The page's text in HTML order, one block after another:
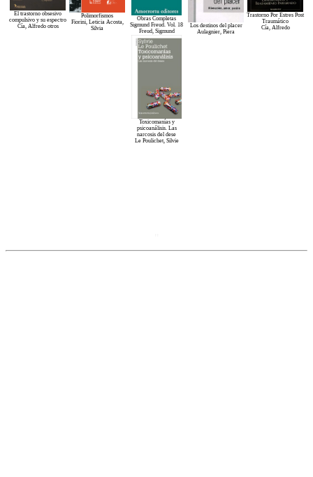
El trastorno obsesivo
compulsivo y su espectro
Cía, Alfredo otros
Polimorfismos
Fiorini, Leticia Acosta,
Silvia
Obras Completas
Sigmund Freud. Vol. 18
Freud, Sigmund
Los destinos del placer
Aulagnier, Piera
Trastorno Por Estres Post
Traumático
Cía, Alfredo
Toxicomanías y
psicoanálisis. Las
narcosis del dese
Le Poulichet, Silvie